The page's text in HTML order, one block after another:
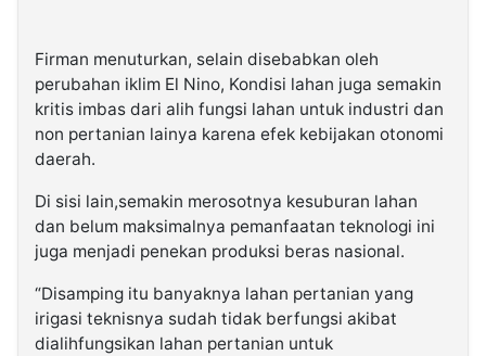
Firman menuturkan, selain disebabkan oleh
perubahan iklim El Nino, Kondisi lahan juga semakin
kritis imbas dari alih fungsi lahan untuk industri dan
non pertanian lainya karena efek kebijakan otonomi
daerah.
Di sisi lain,semakin merosotnya kesuburan lahan
dan belum maksimalnya pemanfaatan teknologi ini
juga menjadi penekan produksi beras nasional.
“Disamping itu banyaknya lahan pertanian yang
irigasi teknisnya sudah tidak berfungsi akibat
dialihfungsikan lahan pertanian untuk